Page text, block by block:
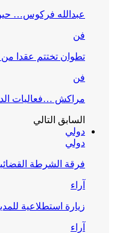
عبدالله فركوس… حين
فن
تطوان تختتم عقدا من
فن
مراكش …فعاليات
السابق التالي
دولي
دولي
فرقة الشرطة
آراء
زيارة استطلاعية
آراء